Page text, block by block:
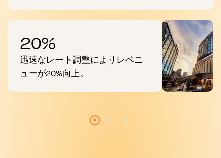
20%
迅速なレート調整によりレベニ
ューが20%向上。